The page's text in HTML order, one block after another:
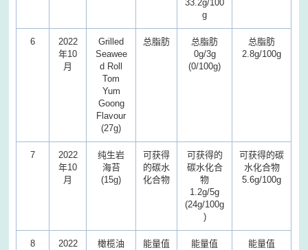
33.2g/100
g
6
2022
年10
月
Grilled
Seawee
d Roll
Tom
Yum
Goong
Flavour
(27g)
总脂肪
总脂肪
0g/3g
(0/100g)
总脂肪
2.8g/100g
7
2022
年10
月
纯生岩
海苔
(15g)
可获得
的碳水
化合物
可获得的
碳水化合
物
1.2g/5g
(24g/100g
)
可获得的碳
水化合物
5.6g/100g
8
2022
橄榄油
能量值
能量值
能量值